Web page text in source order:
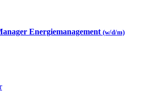
Energiemanagement (w/d/m)